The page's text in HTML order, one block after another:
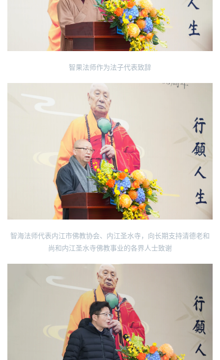
僧
谈
智果法师作为法子代表致辞
智海法师代表内江市佛教协会、内江圣水寺，向长期支持清德老和
尚和内江圣水寺佛教事业的各界人士致谢